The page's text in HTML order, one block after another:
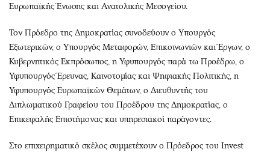
Ευρωπαϊκής Ένωσης και Ανατολικής Μεσογείου.
Τον Πρόεδρο της Δημοκρατίας συνοδεύουν ο Υπουργός
Εξωτερικών, ο Υπουργός Μεταφορών, Επικοινωνιών και Έργων, ο
Κυβερνητικός Εκπρόσωπος, η Υφυπουργός παρά τω Προέδρω, ο
Υφυπουργός Έρευνας, Καινοτομίας και Ψηφιακής Πολιτικής, η
Υφυπουργός Ευρωπαϊκών Θεμάτων, ο Διευθυντής του
Διπλωματικού Γραφείου του Προέδρου της Δημοκρατίας, ο
Επικεφαλής Επιστήμονας και υπηρεσιακοί παράγοντες.
Στο επιχειρηματικό σκέλος συμμετέχουν ο Πρόεδρος του Invest